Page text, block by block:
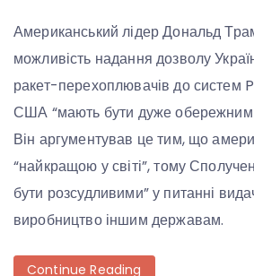
Американський лідер Дональд
можливість надання дозволу
ракет-перехоплювачів до систем
США “мають бути дуже
Він аргументував це тим, що
“найкращою у світі”, тому
бути розсудливими” у питанні
виробництво іншим державам.
Continue Reading